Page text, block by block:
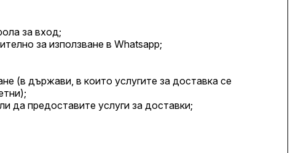
за вход;
за използване в Whatsapp;
(в държави, в които услугите за доставка се
да предоставите услуги за доставки;